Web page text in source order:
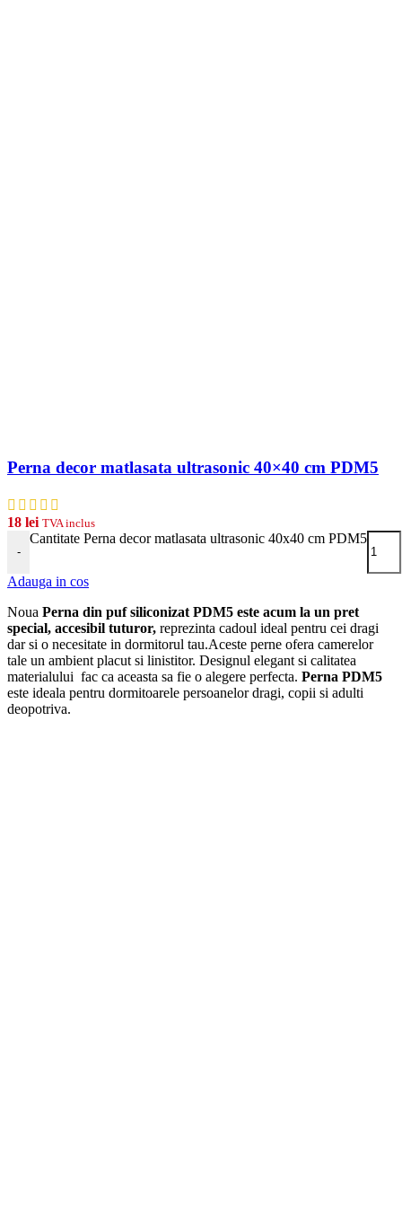
Perna decor matlasata ultrasonic 40×40 cm PDM5
18 lei TVA inclus
-
Cantitate Perna decor matlasata ultrasonic 40x40 cm PDM5
Adauga in cos
Noua Perna din puf siliconizat PDM5 este acum la un pret
special, accesibil tuturor, reprezinta cadoul ideal pentru cei dragi
dar si o necesitate in dormitorul tau.Aceste perne ofera camerelor
tale un ambient placut si linistitor. Designul elegant si calitatea
materialului fac ca aceasta sa fie o alegere perfecta. Perna PDM5
este ideala pentru dormitoarele persoanelor dragi, copii si adulti
deopotriva.